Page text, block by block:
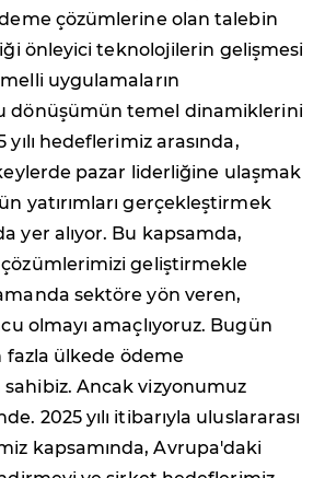
çözümlerine olan talebin
önleyici teknolojilerin gelişmesi
uygulamaların
dönüşümün temel dinamiklerini
hedeflerimiz arasında,
pazar liderliğine ulaşmak
yatırımları gerçekleştirmek
yer alıyor. Bu kapsamda,
geliştirmekle
sektöre yön veren,
olmayı amaçlıyoruz. Bugün
fazla ülkede ödeme
Ancak vizyonumuz
2025 yılı itibarıyla uluslararası
kapsamında, Avrupa'daki